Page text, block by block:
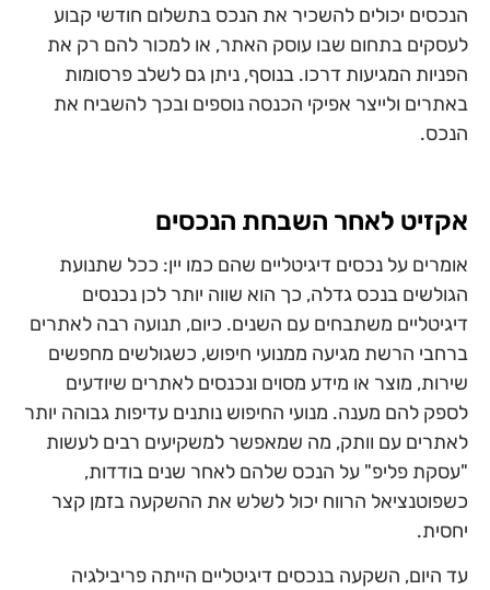
הנכסים יכולים להשכיר את הנכס בתשלום חודשי קבוע
לעסקים בתחום שבו עוסק האתר, או למכור להם רק את
הפניות המגיעות דרכו. בנוסף, ניתן גם לשלב פרסומות
באתרים ולייצר אפיקי הכנסה נוספים ובכך להשביח את
הנכס.
אקזיט לאחר השבחת הנכסים
אומרים על נכסים דיגיטליים שהם כמו יין: ככל שתנועת
הגולשים בנכס גדלה, כך הוא שווה יותר לכן נכנסים
דיגיטליים משתבחים עם השנים. כיום, תנועה רבה לאתרים
ברחבי הרשת מגיעה ממנועי חיפוש, כשגולשים מחפשים
שירות, מוצר או מידע מסוים ונכנסים לאתרים שיודעים
לספק להם מענה. מנועי החיפוש נותנים עדיפות גבוהה יותר
לאתרים עם וותק, מה שמאפשר למשקיעים רבים לעשות
"עסקת פליפ" על הנכס שלהם לאחר שנים בודדות,
כשפוטנציאל הרווח יכול לשלש את ההשקעה בזמן קצר
יחסית.
עד היום, השקעה בנכסים דיגיטליים הייתה פריבילגיה